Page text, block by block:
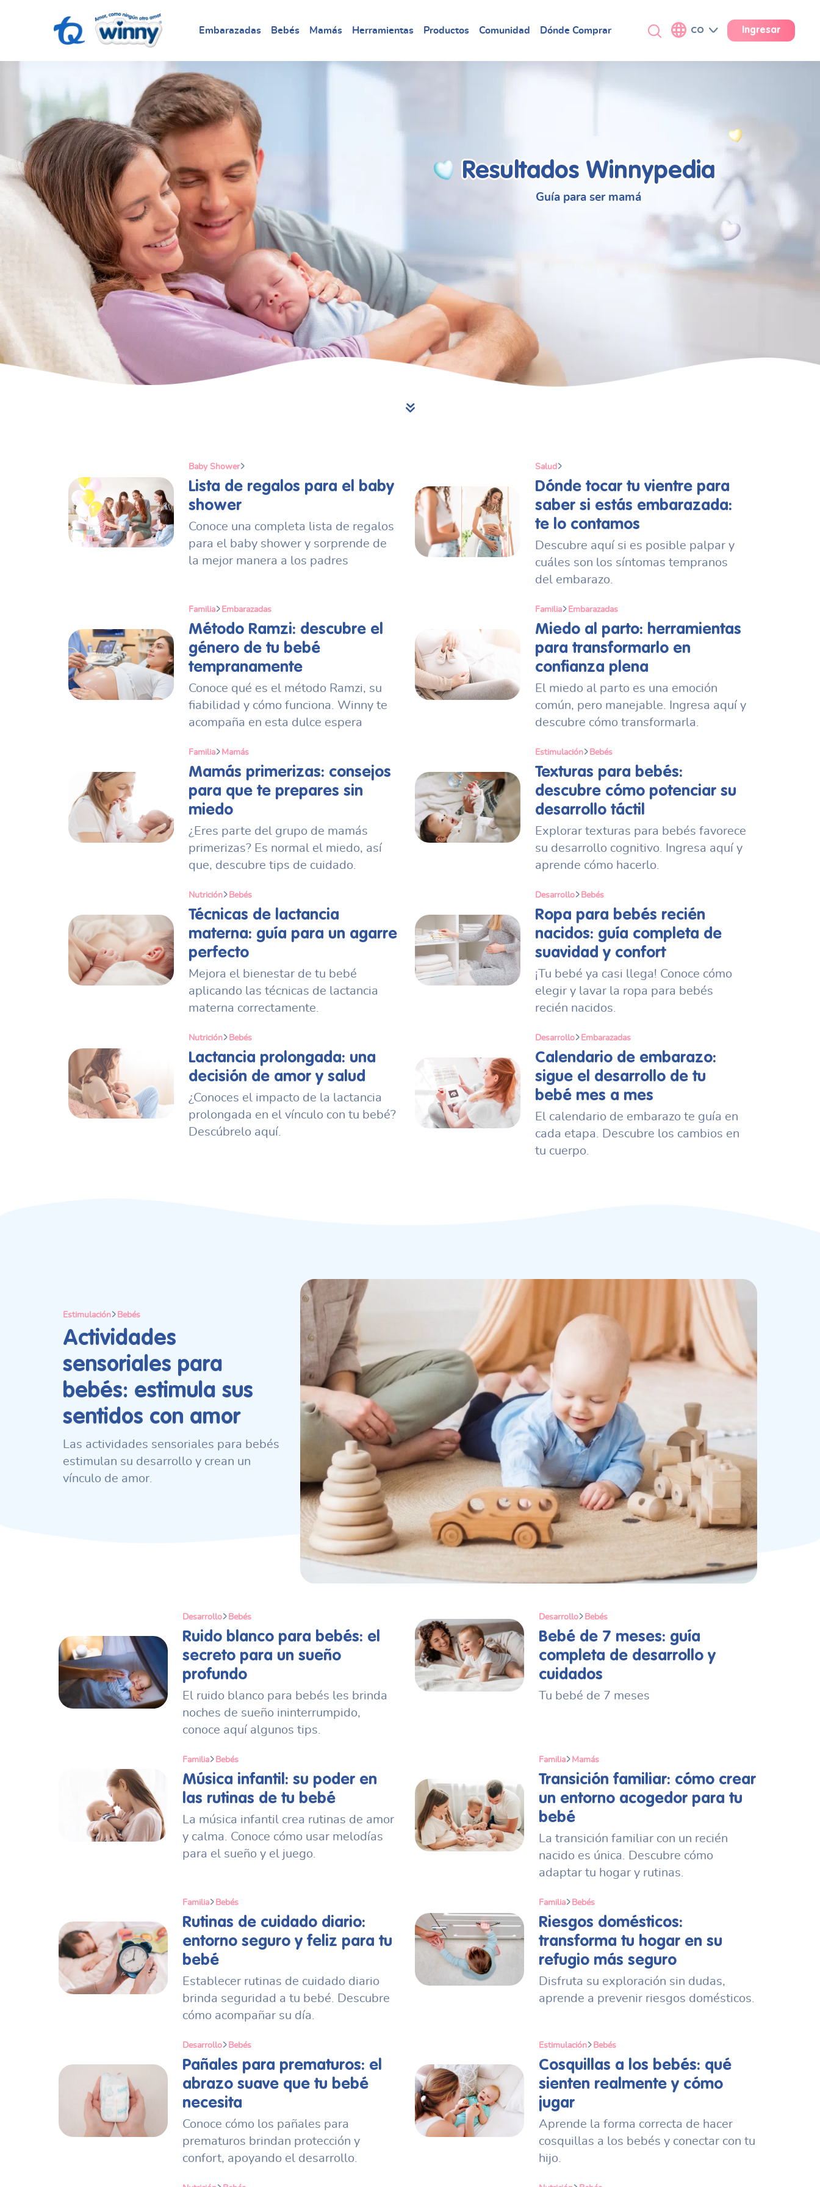
Embarazadas Bebés Mamás Herramientas Productos Comunidad Dónde Comprar CO Ingresar
Resultados Winnypedia
Guía para ser mamá
Baby Shower
Lista de regalos para el baby
shower
Conoce una completa lista de regalos
para el baby shower y sorprende de
la mejor manera a los padres
Salud
Dónde tocar tu vientre para
saber si estás embarazada:
te lo contamos
Descubre aquí si es posible palpar y
cuáles son los síntomas tempranos
del embarazo.
Familia Embarazadas
Método Ramzi: descubre el
género de tu bebé
tempranamente
Conoce qué es el método Ramzi, su
fiabilidad y cómo funciona. Winny te
acompaña en esta dulce espera
Familia Embarazadas
Miedo al parto: herramientas
para transformarlo en
confianza plena
El miedo al parto es una emoción
común, pero manejable. Ingresa aquí y
descubre cómo transformarla.
Familia Mamás
Mamás primerizas: consejos
para que te prepares sin
miedo
¿Eres parte del grupo de mamás
primerizas? Es normal el miedo, así
que, descubre tips de cuidado.
Estimulación Bebés
Texturas para bebés:
descubre cómo potenciar su
desarrollo táctil
Explorar texturas para bebés favorece
su desarrollo cognitivo. Ingresa aquí y
aprende cómo hacerlo.
Nutrición Bebés
Técnicas de lactancia
materna: guía para un agarre
perfecto
Mejora el bienestar de tu bebé
aplicando las técnicas de lactancia
materna correctamente.
Desarrollo Bebés
Ropa para bebés recién
nacidos: guía completa de
suavidad y confort
¡Tu bebé ya casi llega! Conoce cómo
elegir y lavar la ropa para bebés
recién nacidos.
Nutrición Bebés
Lactancia prolongada: una
decisión de amor y salud
¿Conoces el impacto de la lactancia
prolongada en el vínculo con tu bebé?
Descúbrelo aquí.
Desarrollo Embarazadas
Calendario de embarazo:
sigue el desarrollo de tu
bebé mes a mes
El calendario de embarazo te guía en
cada etapa. Descubre los cambios en
tu cuerpo.
Estimulación Bebés
Actividades
sensoriales para
bebés: estimula sus
sentidos con amor
Las actividades sensoriales para bebés
estimulan su desarrollo y crean un
vínculo de amor.
Desarrollo Bebés
Ruido blanco para bebés: el
secreto para un sueño
profundo
El ruido blanco para bebés les brinda
noches de sueño ininterrumpido,
conoce aquí algunos tips.
Desarrollo Bebés
Bebé de 7 meses: guía
completa de desarrollo y
cuidados
Tu bebé de 7 meses
Familia Bebés
Música infantil: su poder en
las rutinas de tu bebé
La música infantil crea rutinas de amor
y calma. Conoce cómo usar melodías
para el sueño y el juego.
Familia Mamás
Transición familiar: cómo crear
un entorno acogedor para tu
bebé
La transición familiar con un recién
nacido es única. Descubre cómo
adaptar tu hogar y rutinas.
Familia Bebés
Rutinas de cuidado diario:
entorno seguro y feliz para tu
bebé
Establecer rutinas de cuidado diario
brinda seguridad a tu bebé. Descubre
cómo acompañar su día.
Familia Bebés
Riesgos domésticos:
transforma tu hogar en su
refugio más seguro
Disfruta su exploración sin dudas,
aprende a prevenir riesgos domésticos.
Desarrollo Bebés
Pañales para prematuros: el
abrazo suave que tu bebé
necesita
Conoce cómo los pañales para
prematuros brindan protección y
confort, apoyando el desarrollo.
Estimulación Bebés
Cosquillas a los bebés: qué
sienten realmente y cómo
jugar
Aprende la forma correcta de hacer
cosquillas a los bebés y conectar con tu
hijo.